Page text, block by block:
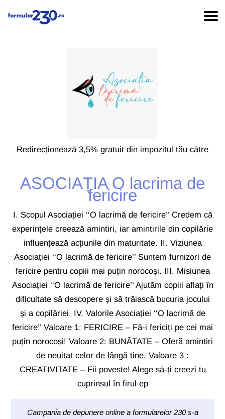
Redirecționează 3,5% gratuit din impozitul tău către
ASOCIAȚIA O lacrima de
fericire
I. Scopul Asociației ‘‘O lacrimă de fericire’’ Credem că
experințele creează amintiri, iar amintirile din copilărie
influențează acțiunile din maturitate. II. Viziunea
Asociației ‘‘O lacrimă de fericire’’ Suntem furnizori de
fericire pentru copiii mai puțin norocoși. III. Misiunea
Asociației ‘‘O lacrimă de fericire’’ Ajutăm copiii aflați în
dificultate să descopere și să trăiască bucuria jocului
și a copilăriei. IV. Valorile Asociației ‘‘O lacrimă de
fericire’’ Valoare 1: FERICIRE – Fă-i fericiți pe cei mai
puțin norocoși! Valoare 2: BUNĂTATE – Oferă amintiri
de neuitat celor de lângă tine. Valoare 3 :
CREATIVITATE – Fii poveste! Alege să-ți creezi tu
cuprinsul în firul ep
Campania de depunere online a formularelor 230 s-a